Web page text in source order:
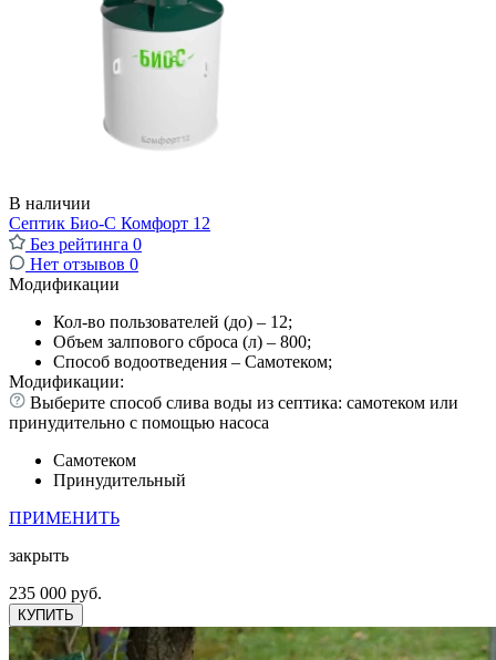
В наличии
Септик Био-С Комфорт 12
Без рейтинга 0
Нет отзывов 0
Модификации
Кол-во пользователей (до) – 12;
Объем залпового сброса (л) – 800;
Способ водоотведения – Самотеком;
Модификации:
Выберите способ слива воды из септика: самотеком или
принудительно с помощью насоса
Самотеком
Принудительный
ПРИМЕНИТЬ
закрыть
235 000 руб.
КУПИТЬ